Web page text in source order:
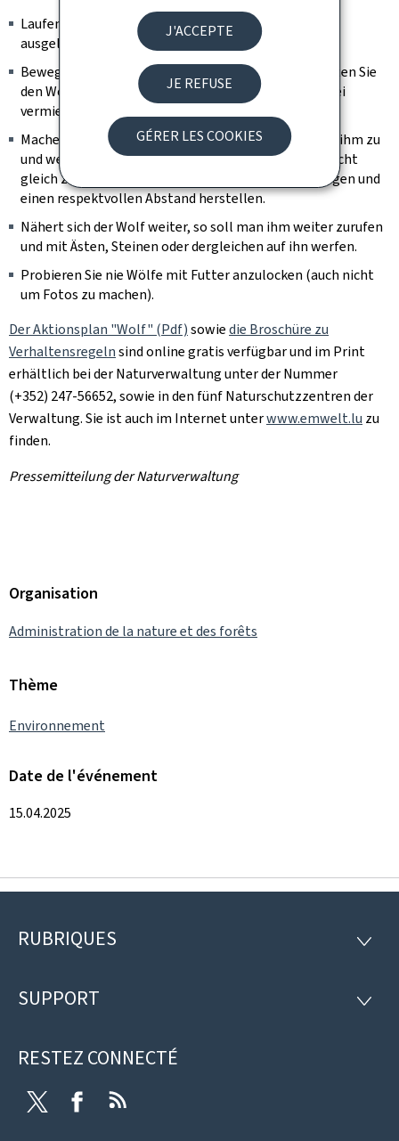
J'ACCEPTE
JE REFUSE
GÉRER LES COOKIES
Laufen Sie nicht weg, dadurch kann der Jagdinstinkt
ausgelöst werden.
Bewegen Sie sich nicht in Richtung des Wolfs. Behalten Sie
den Wolf immer im Blick – Augenkontakt sollte dabei
vermieden werden.
Machen Sie den Wolf auf sich aufmerksam. Rufen Sie ihm zu
und wedeln Sie mit den Armen. Zieht sich der Wolf nicht
gleich zurück, sollte man sich langsam zurückbewegen und
einen respektvollen Abstand herstellen.
Nähert sich der Wolf weiter, so soll man ihm weiter zurufen
und mit Ästen, Steinen oder dergleichen auf ihn werfen.
Probieren Sie nie Wölfe mit Futter anzulocken (auch nicht
um Fotos zu machen).
Der Aktionsplan "Wolf" (Pdf)sowiedie Broschüre zu
Verhaltensregelnsind online gratis verfügbar und im Print
erhältlich bei der Naturverwaltung unter der Nummer
(+352) 247-56652, sowie in den fünf Naturschutzzentren der
Verwaltung. Sie ist auch im Internet unterwww.emwelt.lu zu
finden.
Pressemitteilung der Naturverwaltung
Organisation
Administration de la nature et des forêts
Thème
Environnement
Date de l'événement
15.04.2025
Pied
page
RUBRIQUES
SUPPORT
RESTEZ CONNECTÉ
Twitter Facebook